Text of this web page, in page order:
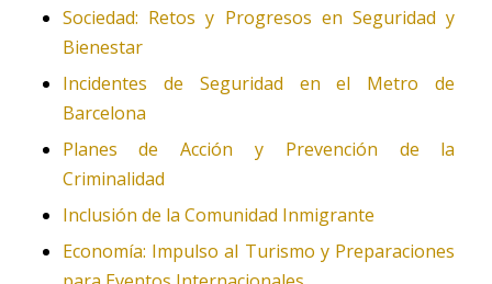
Sociedad: Retos y Progresos en Seguridad y
Bienestar
Incidentes de Seguridad en el Metro de
Barcelona
Planes de Acción y Prevención de la
Criminalidad
Inclusión de la Comunidad Inmigrante
Economía: Impulso al Turismo y Preparaciones